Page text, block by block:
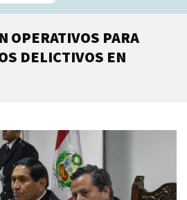
OPERATIVOS PARA
DELICTIVOS EN